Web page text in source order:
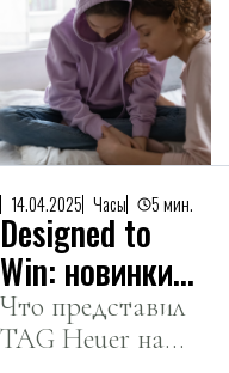
тарифов
14.04.2025 Чaсы 5 мин.
Designed to
Win: новинки
от
официального
Что представил
TAG Heuer на